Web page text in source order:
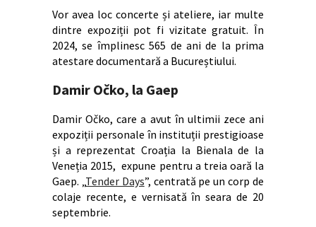
Vor avea loc concerte și ateliere, iar multe
dintre expoziții pot fi vizitate gratuit. În
2024, se împlinesc 565 de ani de la prima
atestare documentară a Bucureștiului.
Damir Očko, la Gaep
Damir Očko, care a avut în ultimii zece ani
expoziții personale în instituții prestigioase
și a reprezentat Croația la Bienala de la
Veneția 2015, expune pentru a treia oară la
Gaep. „Tender Days”, centrată pe un corp de
colaje recente, e vernisată în seara de 20
septembrie.